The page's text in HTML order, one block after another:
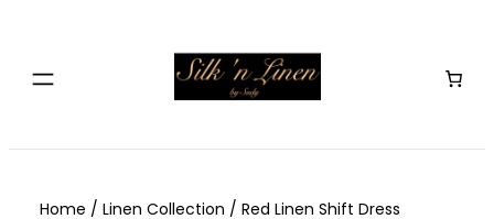
content
Home / Linen Collection / Red Linen Shift Dress